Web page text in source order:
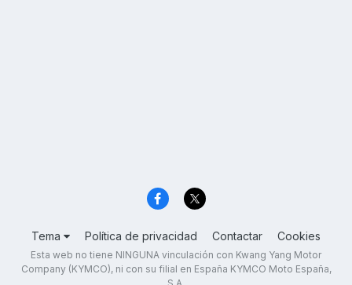
Tema Política de privacidad Contactar Cookies
Esta web no tiene NINGUNA vinculación con Kwang Yang Motor
Company (KYMCO), ni con su filial en España KYMCO Moto España,